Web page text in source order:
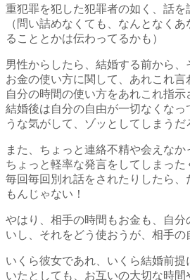
重犯罪を犯した犯罪者の如く、話を
（問い詰めなくても、なんとなくあ
ることとかは伝わってるかも）
男性からしたら、結婚する前から、
お金の使い方に関して、あれこれ言
自分の時間の使い方をあれこれ指示
結婚後は自分の自由が一切なくなっ
うな気がして、ゾッとしてしまうだ
また、ちょっと連絡不精や会えなか
ちょっと軽率な発言をしてしまった
毎回毎回別れ話をされたりしたら、
もんじゃない！
やはり、 相手の時間もお金も、自分
いし、それをどう使おうが、相手の
いくら彼女であれ、いくら結婚前提
いたとしても、お互いの大切な時間